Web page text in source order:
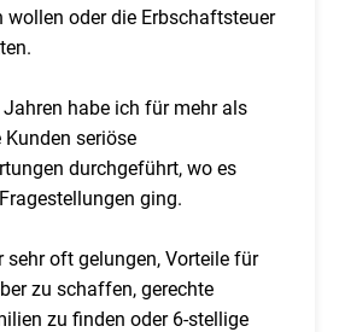
wollen oder die Erbschaftsteuer
habe ich für mehr als
seriöse
durchgeführt, wo es
ging.
sehr oft gelungen, Vorteile für
zu schaffen, gerechte
zu finden oder 6-stellige